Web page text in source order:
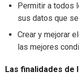
Permitir a todos
sus datos que
Crear y mejorar
las mejores
Las finalidades